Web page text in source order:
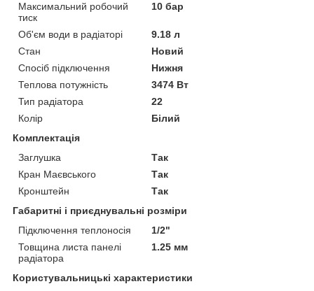
Максимальний робочий
тиск
10 бар
Об'єм води в радіаторі
9.18 л
Стан
Новий
Спосіб підключення
Нижня
Теплова потужність
3474 Вт
Тип радіатора
22
Колір
Білий
Комплектація
Заглушка
Так
Кран Маєвського
Так
Кронштейн
Так
Габаритні і приєднувальні розміри
Підключення теплоносія
1/2"
Товщина листа панелі
радіатора
1.25 мм
Користувальницькі характеристики